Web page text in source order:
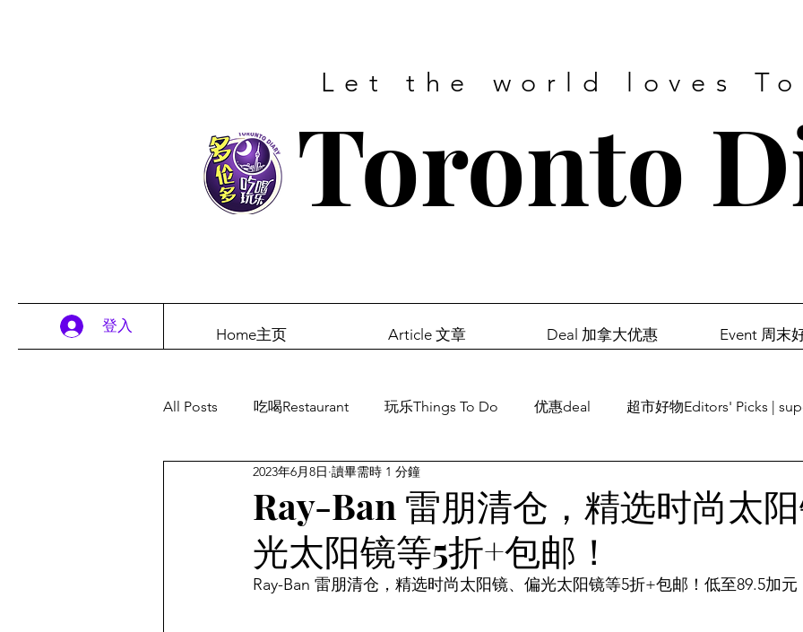
Let the world loves
Toronto
登入 Home主页 Article 文章 Deal 加拿大优惠 Event 周末
All Posts 吃喝Restaurant 玩乐Things To Do 优惠deal 超市好物Editors' Picks |
餐厅优惠Restaurant's Deals 潮流others
Ray-Ban 雷朋清仓，精选时尚太
光太阳镜等5折+包邮！
2023年6月8日 讀畢需時 1 分鐘
Ray-Ban 雷朋清仓，精选时尚太阳镜、偏光太阳镜等5折+包邮！低至89.5加元